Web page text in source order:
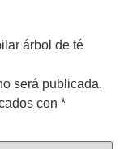
árbol de té
será publicada.
con *